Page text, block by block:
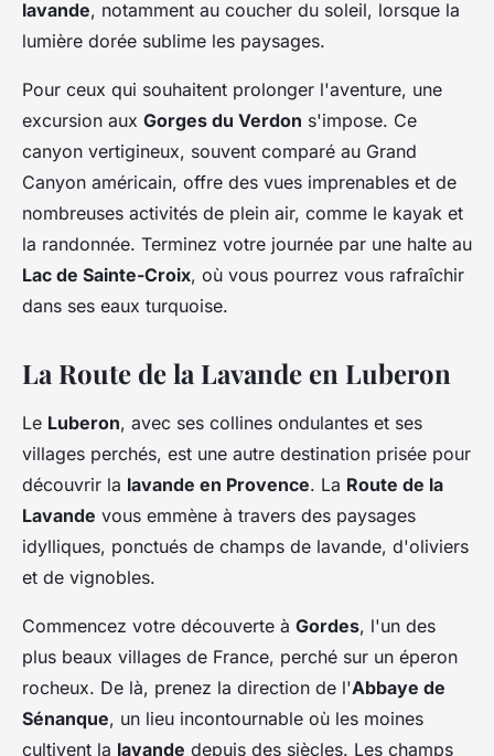
lavande, notamment au coucher du soleil, lorsque la
lumière dorée sublime les paysages.
Pour ceux qui souhaitent prolonger l'aventure, une
excursion aux Gorges du Verdon s'impose. Ce
canyon vertigineux, souvent comparé au Grand
Canyon américain, offre des vues imprenables et de
nombreuses activités de plein air, comme le kayak et
la randonnée. Terminez votre journée par une halte au
Lac de Sainte-Croix, où vous pourrez vous rafraîchir
dans ses eaux turquoise.
La Route de la Lavande en Luberon
Le Luberon, avec ses collines ondulantes et ses
villages perchés, est une autre destination prisée pour
découvrir la lavande en Provence. La Route de la
Lavande vous emmène à travers des paysages
idylliques, ponctués de champs de lavande, d'oliviers
et de vignobles.
Commencez votre découverte à Gordes, l'un des
plus beaux villages de France, perché sur un éperon
rocheux. De là, prenez la direction de l'Abbaye de
Sénanque, un lieu incontournable où les moines
cultivent la lavande depuis des siècles. Les champs